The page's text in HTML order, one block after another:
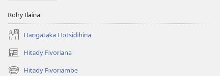
Rohy Ilaina
Hangataka Hotsidihina
Hitady Fivoriana
(manokatra
rohy) Hitady Fivoriambe